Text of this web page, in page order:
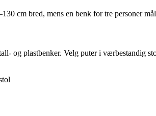
cm bred, mens en benk for tre personer
og plastbenker. Velg puter i værbestandig